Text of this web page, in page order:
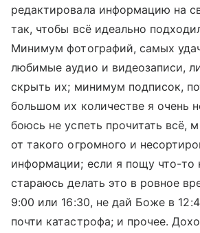
редактировала информацию на
так, чтобы всё идеально
Минимум фотографий, самых
любимые аудио и видеозаписи,
скрыть их; минимум подписок,
большом их количестве я очень
боюсь не успеть прочитать всё,
от такого огромного и
информации; если я пощу что-то
стараюсь делать это в ровное
9:00 или 16:30, не дай Боже в
почти катастрофа; и прочее.